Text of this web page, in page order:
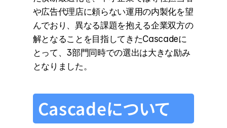
や広告代理店に頼らない運用の内製化を望
んでおり、異なる課題を抱える企業双方の
解となることを目指してきたCascadeに
とって、3部門同時での選出は大きな励み
となりました。
Cascadeについて